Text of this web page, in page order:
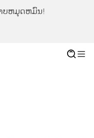
ບຫມຸດຫມົນ!